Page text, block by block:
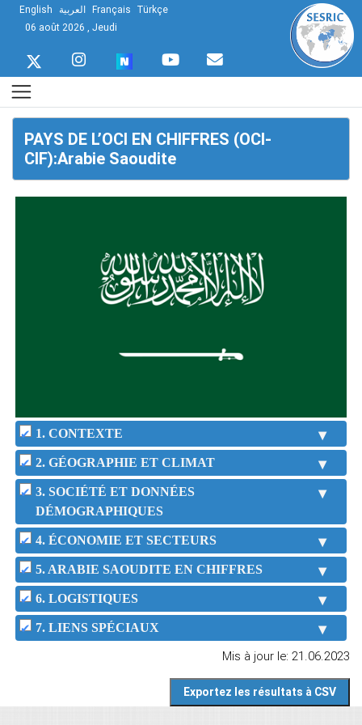
English العربية Français Türkçe
06 août 2026 , Jeudi
PAYS DE L’OCI EN CHIFFRES (OCI-
CIF):Arabie Saoudite
1. CONTEXTE
2. GÉOGRAPHIE ET CLIMAT
3. SOCIÉTÉ ET DONNÉES
DÉMOGRAPHIQUES
4. ÉCONOMIE ET SECTEURS
5. ARABIE SAOUDITE EN CHIFFRES
6. LOGISTIQUES
7. LIENS SPÉCIAUX
Mis à jour le: 21.06.2023